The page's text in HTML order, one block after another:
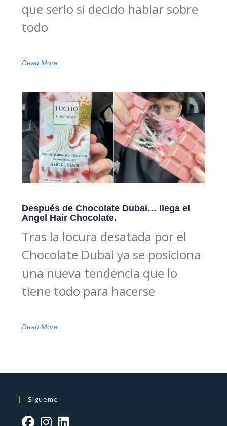
que serlo si decido hablar sobre
todo
Read More
Después de Chocolate Dubai… llega el
Angel Hair Chocolate.
Tras la locura desatada por el
Chocolate Dubai ya se posiciona
una nueva tendencia que lo
tiene todo para hacerse
Read More
Sígueme